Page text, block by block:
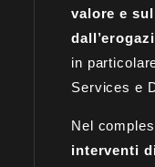
valore e
in
Services e
Nel
interventi